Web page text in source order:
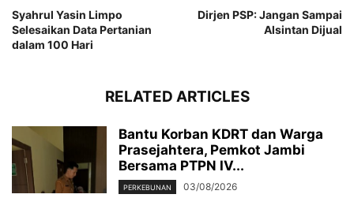
Syahrul Yasin Limpo
Selesaikan Data Pertanian
dalam 100 Hari
Dirjen PSP: Jangan Sampai
Alsintan Dijual
RELATED ARTICLES
Bantu Korban KDRT dan Warga
Prasejahtera, Pemkot Jambi
Bersama PTPN IV...
PERKEBUNAN 03/08/2026